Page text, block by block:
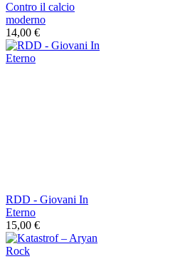
Contro il calcio
moderno
14,00 €
RDD - Giovani In
Eterno
15,00 €